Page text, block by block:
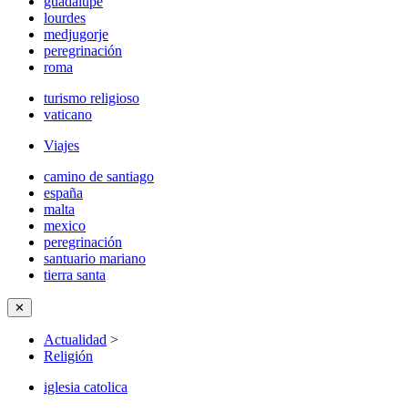
lourdes
medjugorje
peregrinación
roma
turismo religioso
vaticano
Viajes
camino de santiago
españa
malta
mexico
peregrinación
santuario mariano
tierra santa
✕
Actualidad >
Religión
iglesia catolica